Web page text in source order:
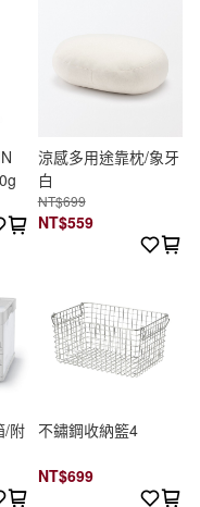
涼感多用途靠枕/象牙
白
NT$699
NT$559
/附
不鏽鋼收納籃4
NT$699